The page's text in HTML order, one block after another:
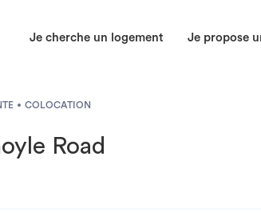
Je cherche un logement Je propose
COLOCATION
Road